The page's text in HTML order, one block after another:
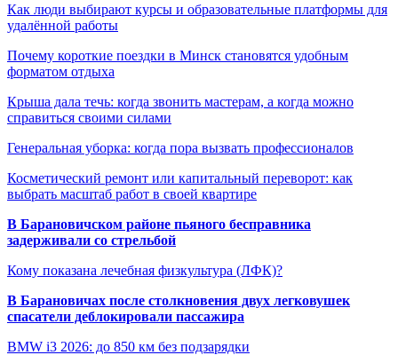
Как люди выбирают курсы и образовательные платформы для
удалённой работы
Почему короткие поездки в Минск становятся удобным
форматом отдыха
Крыша дала течь: когда звонить мастерам, а когда можно
справиться своими силами
Генеральная уборка: когда пора вызвать профессионалов
Косметический ремонт или капитальный переворот: как
выбрать масштаб работ в своей квартире
В Барановичском районе пьяного бесправника
задерживали со стрельбой
Кому показана лечебная физкультура (ЛФК)?
В Барановичах после столкновения двух легковушек
спасатели деблокировали пассажира
BMW i3 2026: до 850 км без подзарядки